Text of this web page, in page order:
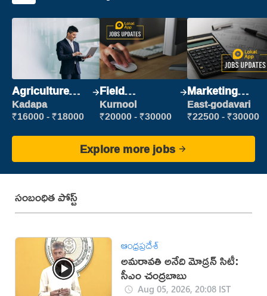
Agriculture
Labour
Kadapa
₹16000 - ₹18000
Field
Marketing
Executive
Kurnool
₹20000 - ₹30000
Marketing
Executive
East-godavari
₹22500 - ₹30000
Explore more jobs
సంబంధిత పోస్ట్
ఆంధ్రప్రదేశ్
అమరావతి అనేది మోడ్రన్ సిటీ:
సీఎం చంద్రబాబు
Aug 05, 2026, 20:08 IST